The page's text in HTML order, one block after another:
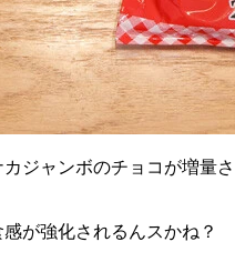
ジャンボのチョコが増量さ
が強化されるんスかね？